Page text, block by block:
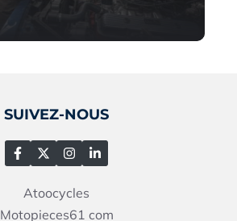
SUIVEZ-NOUS
Atoocycles
Motopieces61 com